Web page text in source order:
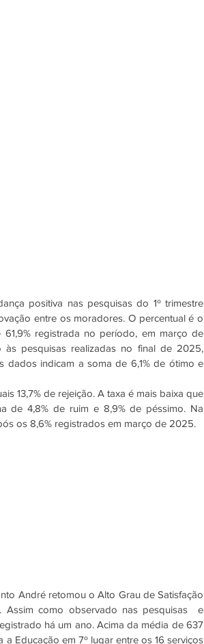
positiva nas pesquisas do 1º trimestre
entre os moradores. O percentual é o
registrada no período, em março de
às pesquisas realizadas no final de 2025,
dados indicam a soma de 6,1% de ótimo e
13,7% de rejeição. A taxa é mais baixa que
de 4,8% de ruim e 8,9% de péssimo. Na
os 8,6% registrados em março de 2025.
André retomou o Alto Grau de Satisfação
como observado nas pesquisas  e
há um ano. Acima da média de 637
Educação em 7º lugar entre os 16 serviços